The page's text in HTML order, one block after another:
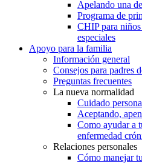
Apelando una
Programa de
CHIP para
especiales
Apoyo para la familia
Información general
Consejos para padres
Preguntas frecuentes
La nueva normalidad
Cuidado
Aceptando,
Como ayudar a
enfermedad
Relaciones personales
Cómo manejar